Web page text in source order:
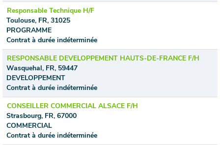
Responsable Technique H/F
Toulouse, FR, 31025
PROGRAMME
Contrat à durée indéterminée
RESPONSABLE DEVELOPPEMENT HAUTS-DE-FRANCE F/H
Wasquehal, FR, 59447
DEVELOPPEMENT
Contrat à durée indéterminée
CONSEILLER COMMERCIAL ALSACE F/H
Strasbourg, FR, 67000
COMMERCIAL
Contrat à durée indéterminée